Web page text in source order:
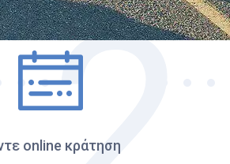
λειτουργεί
online κράτηση